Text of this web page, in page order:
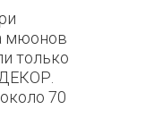
мюонов
только
70